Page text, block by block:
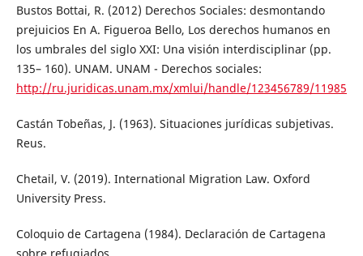
Bustos Bottai, R. (2012) Derechos Sociales: desmontando
prejuicios En A. Figueroa Bello, Los derechos humanos en
los umbrales del siglo XXI: Una visión interdisciplinar (pp.
135– 160). UNAM. UNAM - Derechos sociales:
http://ru.juridicas.unam.mx/xmlui/handle/123456789/11985
Castán Tobeñas, J. (1963). Situaciones jurídicas subjetivas.
Reus.
Chetail, V. (2019). International Migration Law. Oxford
University Press.
Coloquio de Cartagena (1984). Declaración de Cartagena